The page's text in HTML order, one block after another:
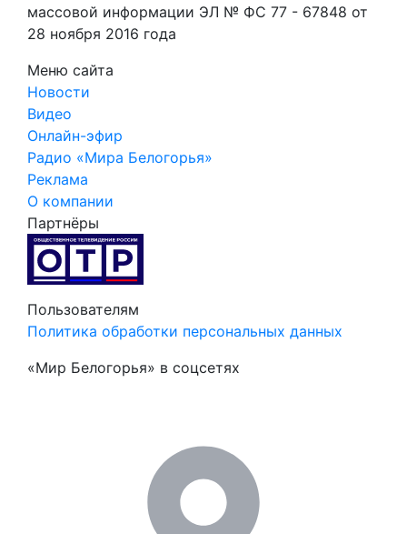
массовой информации ЭЛ № ФС 77 - 67848 от
28 ноября 2016 года
Меню сайта
Новости
Видео
Онлайн-эфир
Радио «Мира Белогорья»
Реклама
О компании
Партнёры
Пользователям
Политика обработки персональных данных
«Мир Белогорья» в соцсетях